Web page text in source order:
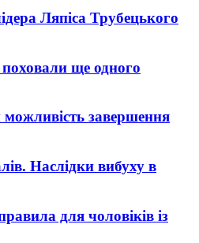
Ляпіса Трубецького
ще одного
завершення
Наслідки вибуху в
для чоловіків із